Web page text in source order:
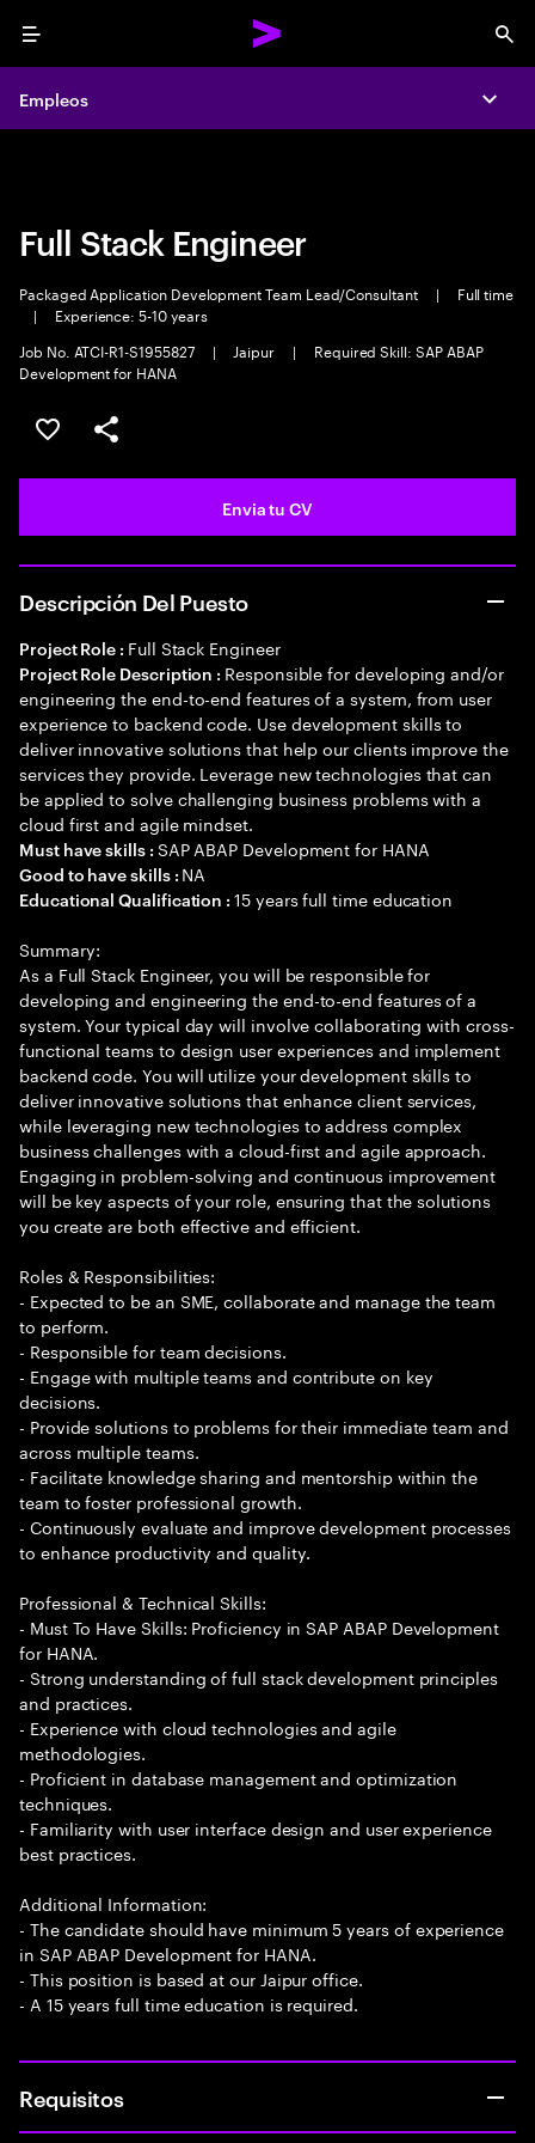
Menu
Empleos
Empleos
Full Stack Engineer
Packaged Application Development Team Lead/Consultant |
Full time
|
Experience: 5-10 years
Job No. ATCI-R1-S1955827
| Jaipur |
Required Skill: SAP ABAP
Development for HANA
Guardar oferta
Compartir
Envia tu CV
Descripción Del Puesto
Project Role : Full Stack Engineer
Project Role Description : Responsible for developing and/or
engineering the end-to-end features of a system, from user
experience to backend code. Use development skills to
deliver innovative solutions that help our clients improve the
services they provide. Leverage new technologies that can
be applied to solve challenging business problems with a
cloud first and agile mindset.
Must have skills : SAP ABAP Development for HANA
Good to have skills : NA
Educational Qualification :15 years full time education
Summary:
As a Full Stack Engineer, you will be responsible for
developing and engineering the end-to-end features of a
system. Your typical day will involve collaborating with cross-
functional teams to design user experiences and implement
backend code. You will utilize your development skills to
deliver innovative solutions that enhance client services,
while leveraging new technologies to address complex
business challenges with a cloud-first and agile approach.
Engaging in problem-solving and continuous improvement
will be key aspects of your role, ensuring that the solutions
you create are both effective and efficient.
Roles & Responsibilities:
- Expected to be an SME, collaborate and manage the team
to perform.
- Responsible for team decisions.
- Engage with multiple teams and contribute on key
decisions.
- Provide solutions to problems for their immediate team and
across multiple teams.
- Facilitate knowledge sharing and mentorship within the
team to foster professional growth.
- Continuously evaluate and improve development processes
to enhance productivity and quality.
Professional & Technical Skills:
- Must To Have Skills: Proficiency in SAP ABAP Development
for HANA.
- Strong understanding of full stack development principles
and practices.
- Experience with cloud technologies and agile
methodologies.
- Proficient in database management and optimization
techniques.
- Familiarity with user interface design and user experience
best practices.
Additional Information:
- The candidate should have minimum 5 years of experience
in SAP ABAP Development for HANA.
- This position is based at our Jaipur office.
- A 15 years full time education is required.
Requisitos